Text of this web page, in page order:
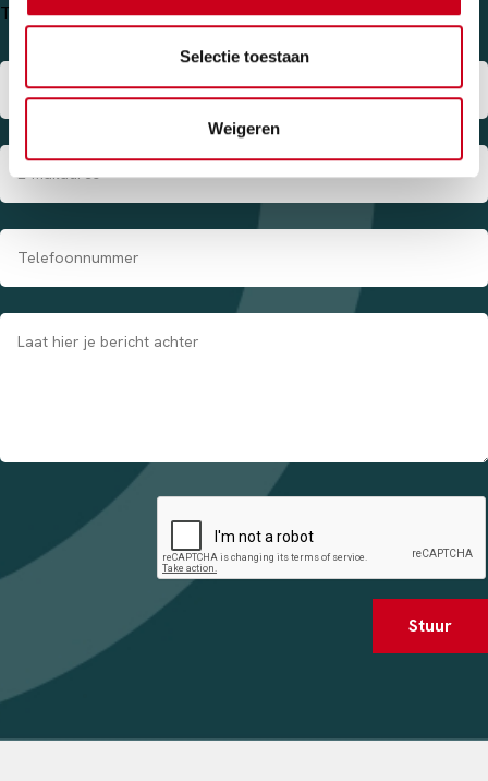
Selectie toestaan
Weigeren
Technical Shapes & InsulationAnders
Stuur